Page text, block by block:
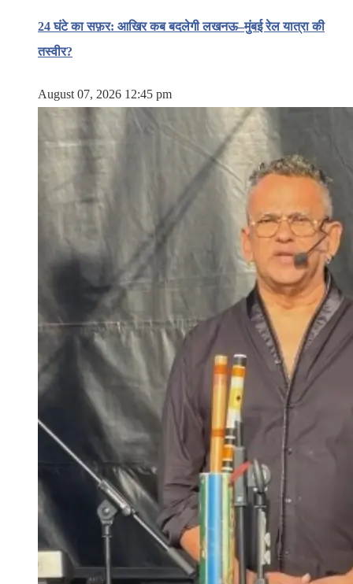
24 घंटे का सफ़र: आखिर कब बदलेगी लखनऊ–मुंबई रेल यात्रा की
तस्वीर?
August 07, 2026 12:45 pm